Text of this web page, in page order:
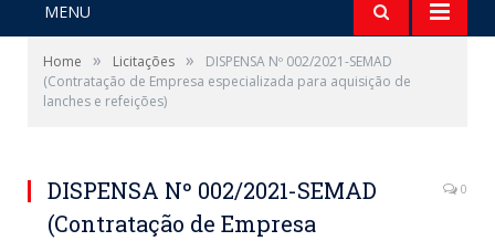
MENU
Home » Licitações »
DISPENSA Nº 002/2021-SEMAD
(Contratação de Empresa especializada para aquisição de
lanches e refeições)
DISPENSA Nº 002/2021-SEMAD
(Contratação de Empresa
0